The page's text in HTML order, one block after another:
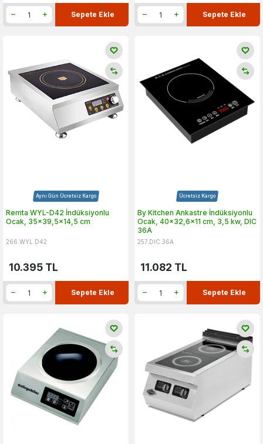
Sepete Ekle Sepete Ekle
Aynı Gün Ücretsiz Kargo
Remta WYL-D42 İndüksiyonlu
Ocak, 35x39,5x14,5 cm
266.WYL.D42
10.395 TL
Sepete Ekle
Ücretsiz Kargo
By Kitchen Ankastre İndüksiyonlu
Ocak, 40x32,6x11 cm, 3,5 kw, DIC
36A
257.DIC.36A
11.082 TL
Sepete Ekle